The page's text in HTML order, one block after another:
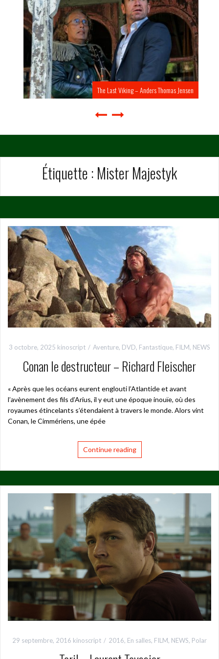
The Last Viking – Anders Thomas Jensen
Étiquette : Mister Majestyk
3 octobre, 2025 kinoscript Aventure, DVD, Fantastique, FILM, NEWS
Conan le destructeur – Richard Fleischer
« Après que les océans eurent englouti l’Atlantide et avant
l’avènement des fils d’Arius, il y eut une époque inouïe, où des
royaumes étincelants s’étendaient à travers le monde. Alors vint
Conan, le Cimmériens, une épée
Continue reading
29 septembre, 2016 kinoscript 2016, En salles, FILM, NEWS, Polar